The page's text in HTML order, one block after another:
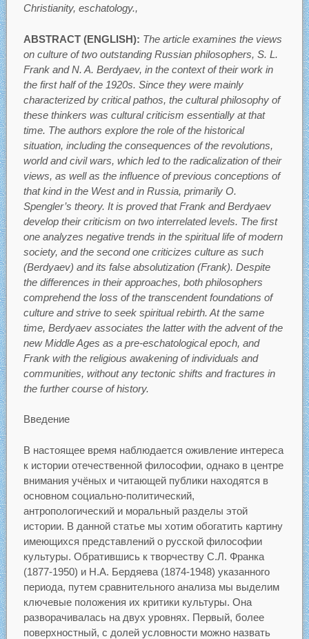
Christianity, eschatology.,
ABSTRACT (ENGLISH): The article examines the views
on culture of two outstanding Russian philosophers, S. L.
Frank and N. A. Berdyaev, in the context of their work in
the first half of the 1920s. Since they were mainly
characterized by critical pathos, the cultural philosophy of
these thinkers was cultural criticism essentially at that
time. The authors explore the role of the historical
situation, including the consequences of the revolutions,
world and civil wars, which led to the radicalization of their
views, as well as the influence of previous conceptions of
that kind in the West and in Russia, primarily O.
Spengler’s theory. It is proved that Frank and Berdyaev
develop their criticism on two interrelated levels. The first
one analyzes negative trends in the spiritual life of modern
society, and the second one criticizes culture as such
(Berdyaev) and its false absolutization (Frank). Despite
the differences in their approaches, both philosophers
comprehend the loss of the transcendent foundations of
culture and strive to seek spiritual rebirth. At the same
time, Berdyaev associates the latter with the advent of the
new Middle Ages as a pre-eschatological epoch, and
Frank with the religious awakening of individuals and
communities, without any tectonic shifts and fractures in
the further course of history.
Введение
В настоящее время наблюдается оживление интереса
к истории отечественной философии, однако в центре
внимания учёных и читающей публики находятся в
основном социально-политический,
антропологический и моральный разделы этой
истории. В данной статье мы хотим обогатить картину
имеющихся представлений о русской философии
культуры. Обратившись к творчеству С.Л. Франка
(1877-1950) и Н.А. Бердяева (1874-1948) указанного
периода, путем сравнительного анализа мы выделим
ключевые положения их критики культуры. Она
разворачивалась на двух уровнях. Первый, более
поверхностный, с долей условности можно назвать